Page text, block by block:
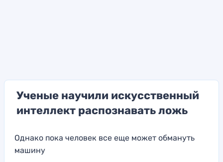
Ученые научили искусственный
интеллект распознавать ложь
Однако пока человек все еще может обмануть
машину